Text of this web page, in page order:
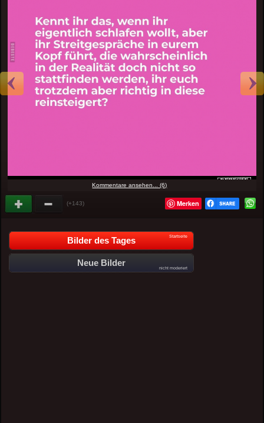
Kommentare ansehen... (6)
(+143) Merken
Bilder des Tages Startseite
Neue Bilder
nicht moderiert